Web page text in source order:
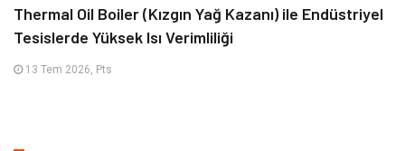
Thermal Oil Boiler (Kızgın Yağ Kazanı) ile Endüstriyel
Tesislerde Yüksek Isı Verimliliği
13 Tem 2026, Pts